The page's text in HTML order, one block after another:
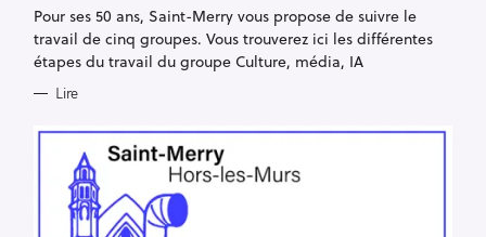
E
S
Pour ses 50 ans, Saint-Merry vous propose de suivre le
travail de cinq groupes. Vous trouverez ici les différentes
étapes du travail du groupe Culture, média, IA
Lire